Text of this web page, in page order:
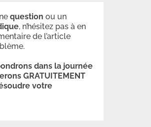
question ou un
, n’hésitez pas à en
de l’article
dans la journée
GRATUITEMENT
votre